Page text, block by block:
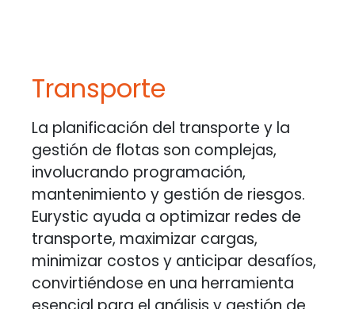
Transporte
La planificación del transporte y la
gestión de flotas son complejas,
involucrando programación,
mantenimiento y gestión de riesgos.
Eurystic ayuda a optimizar redes de
transporte, maximizar cargas,
minimizar costos y anticipar desafíos,
convirtiéndose en una herramienta